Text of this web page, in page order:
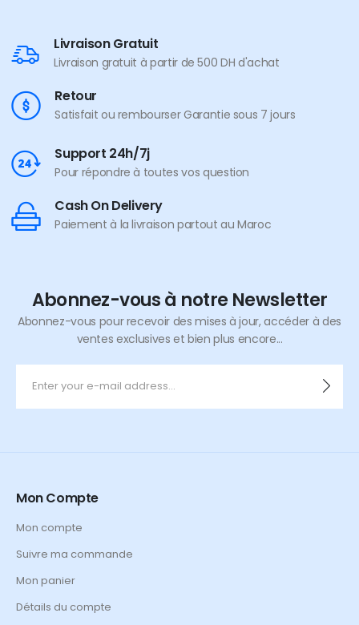
Livraison Gratuit
Livraison gratuit à partir de 500 DH d'achat
Retour
Satisfait ou rembourser Garantie sous 7 jours
Support 24h/7j
Pour répondre à toutes vos question
Cash On Delivery
Paiement à la livraison partout au Maroc
Abonnez-vous à notre Newsletter
Abonnez-vous pour recevoir des mises à jour, accéder à des
ventes exclusives et bien plus encore...
Mon Compte
Mon compte
Suivre ma commande
Mon panier
Détails du compte